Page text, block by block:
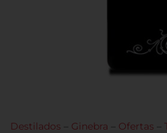
Destilados Ginebra Ofertas